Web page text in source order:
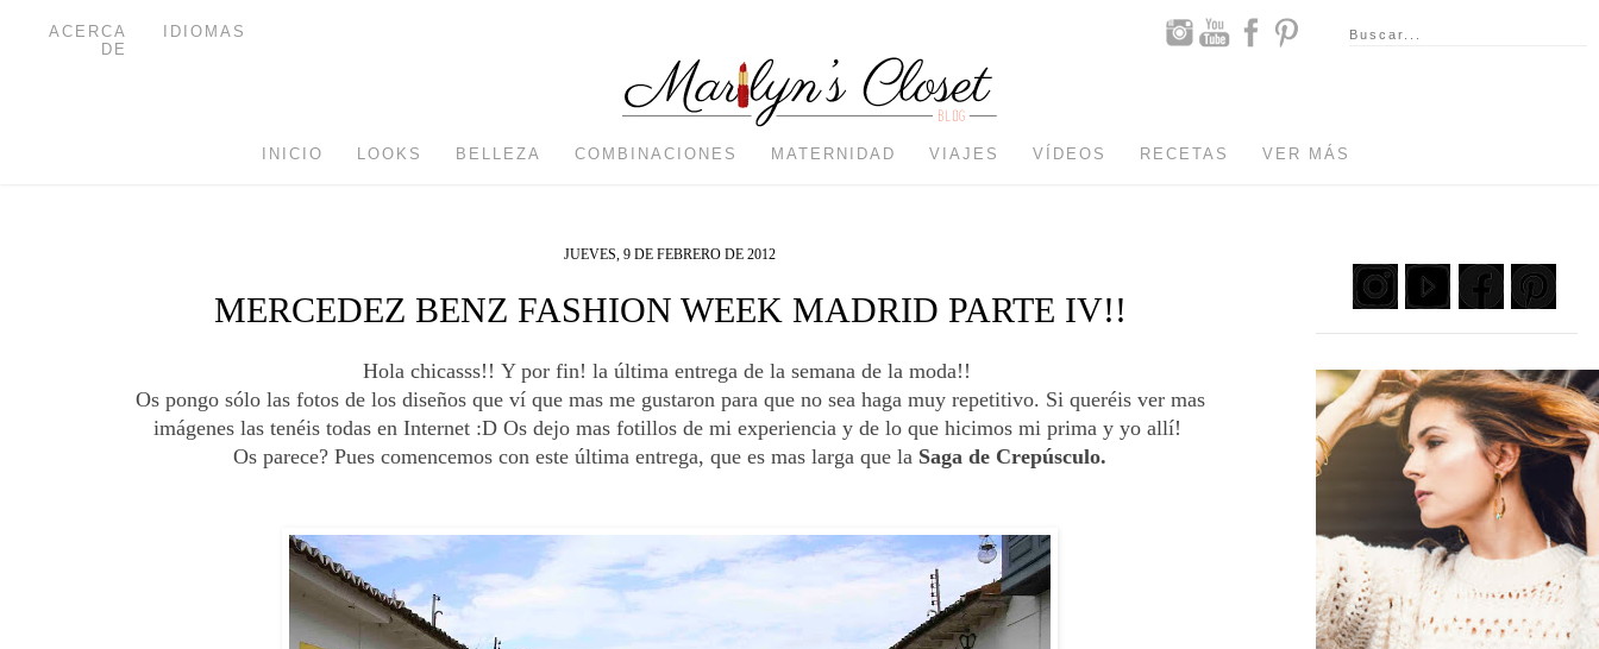
ACERCA
DE
IDIOMAS
INICIO LOOKS BELLEZA COMBINACIONES MATERNIDAD VIAJES VÍDEOS RECETAS VER MÁS
JUEVES, 9 DE FEBRERO DE 2012
MERCEDEZ BENZ FASHION WEEK MADRID PARTE IV!!
Hola chicasss!! Y por fin! la última entrega de la semana de la moda!!
Os pongo sólo las fotos de los diseños que ví que mas me gustaron para que no sea haga muy repetitivo. Si queréis ver mas
imágenes las tenéis todas en Internet :D Os dejo mas fotillos de mi experiencia y de lo que hicimos mi prima y yo allí!
Os parece? Pues comencemos con este última entrega, que es mas larga que la Saga de Crepúsculo.